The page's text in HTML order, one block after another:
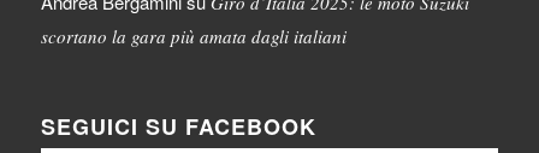
scortano la gara più amata dagli italiani
SEGUICI SU FACEBOOK